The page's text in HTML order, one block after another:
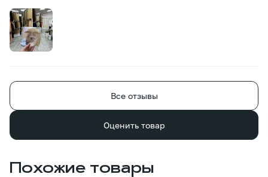
Все отзывы
Оценить товар
Похожие товары